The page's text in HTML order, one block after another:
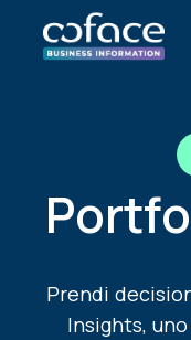
Prendi
Insights,